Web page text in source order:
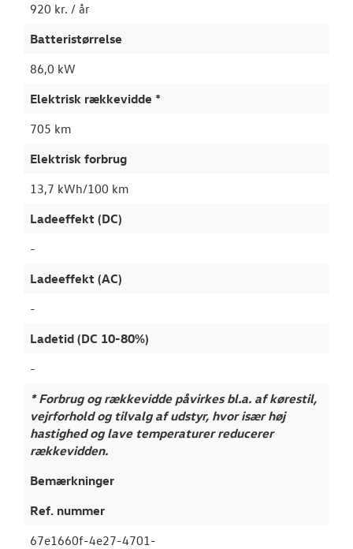
920 kr. / år
Batteristørrelse
86,0 kW
Elektrisk rækkevidde *
705 km
Elektrisk forbrug
13,7 kWh/100 km
Ladeeffekt (DC)
-
Ladeeffekt (AC)
-
Ladetid (DC 10-80%)
-
* Forbrug og rækkevidde påvirkes bl.a. af kørestil,
vejrforhold og tilvalg af udstyr, hvor især høj
hastighed og lave temperaturer reducerer
rækkevidden.
Bemærkninger
Ref. nummer
67e1660f-4e27-4701-